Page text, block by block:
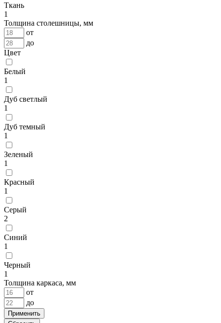
Ткань
1
Толщина столешницы, мм
от
до
Цвет
Белый
1
Дуб светлый
1
Дуб темный
1
Зеленый
1
Красный
1
Серый
2
Синий
1
Черный
1
Толщина каркаса, мм
от
до
Применить